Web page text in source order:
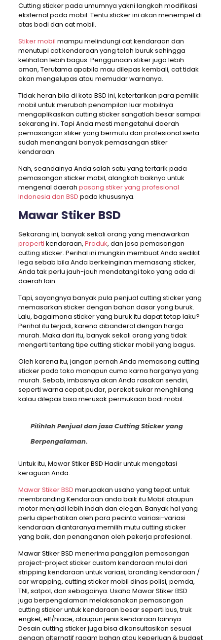
Cutting sticker pada umumnya yakni langkah modifikasi
eksternal pada mobil. Tentu sticker ini akan menempel di
atas bodi dan cat mobil.
Stiker mobil mampu melindungi cat kendaraan dan
menutupi cat kendaraan yang telah buruk sehingga
kelihatan lebih bagus. Penggunaan stiker juga lebih
aman, Terutama apabila mau dilepas kembali, cat tidak
akan mengelupas atau memudar warnanya.
Tidak heran bila di kota BSD ini, ketertarikan para pemilik
mobil untuk merubah penampilan luar mobilnya
mengaplikasikan cutting sticker sangatlah besar sampai
sekarang ini. Tapi Anda mesti mengetahui daerah
pemasangan stiker yang bermutu dan profesional serta
sudah menangani banyak pemasangan stiker
kendaraan.
Nah, seandainya Anda salah satu yang tertarik pada
pemasangan sticker mobil, alangkah baiknya untuk
mengenal daerah pasang stiker yang profesional
Indonesia dan BSD pada khususnya.
Mawar Stiker BSD
Sekarang ini, banyak sekali orang yang menawarkan
properti kendaraan, Produk, dan jasa pemasangan
cutting sticker. Perihal ini mungkin membuat Anda sedikit
lega sebab bila Anda berkeinginan memasang sticker,
Anda tak perlu jauh-jauh mendatangi toko yang ada di
daerah lain.
Tapi, sayangnya banyak pula penjual cutting sticker yang
memasarkan sticker dengan bahan dasar yang buruk.
Lalu, bagaimana sticker yang buruk itu dapat tetap laku?
Perihal itu terjadi, karena dibanderol dengan harga
murah. Maka dari itu, banyak sekali orang yang tidak
mengerti tentang tipe cutting sticker mobil yang bagus.
Oleh karena itu, jangan pernah Anda memasang cutting
sticker pada toko manapun cuma karna harganya yang
murah. Sebab, imbasnya akan Anda rasakan sendiri,
seperti warna cepat pudar, perekat sukar menghilang
kalau dilepas bisa merusak permukaan bodi mobil.
Pilihlah Penjual dan jasa Cutting Sticker yang
Berpengalaman.
Untuk itu, Mawar Stiker BSD Hadir untuk mengatasi
keraguan Anda.
Mawar Stiker BSD merupakan usaha yang tepat untuk
membranding Kendaraan anda baik itu Mobil ataupun
motor menjadi lebih indah dan elegan. Banyak hal yang
perlu diperhatikan oleh para pecinta vairiasi-variasi
kendaraan diantaranya memilih mutu cutting sticker
yang baik, dan penanganan oleh pekerja profesional.
Mawar Stiker BSD menerima panggilan pemasangan
project-project sticker custom kendaraan mulai dari
stripping kendaraan untuk variasi, branding kendaraan /
car wrapping, cutting sticker mobil dinas polisi, pemda,
TNI, satpol, dan sebagainya. Usaha Mawar Stiker BSD
juga berpengalaman melaksanakan pemasangan
cutting sticker untuk kendaraan besar seperti bus, truk
engkel, elf/hiace, ataupun jenis kendaraan lainnya.
Desain cutting sticker juga bisa dikonsultasikan sesuai
dengan alternatif ragam bahan atau keperluan & budget